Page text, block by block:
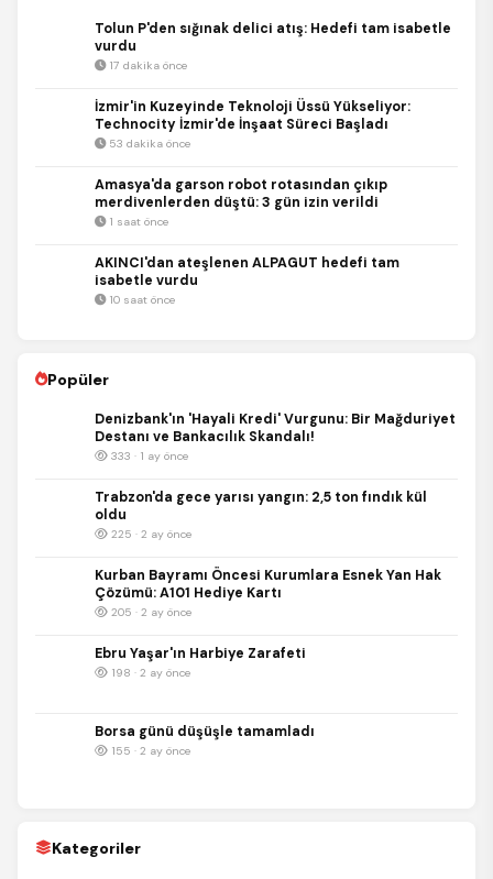
Tolun P'den sığınak delici atış: Hedefi tam isabetle
vurdu
17 dakika önce
İzmir'in Kuzeyinde Teknoloji Üssü Yükseliyor:
Technocity İzmir'de İnşaat Süreci Başladı
53 dakika önce
Amasya'da garson robot rotasından çıkıp
merdivenlerden düştü: 3 gün izin verildi
1 saat önce
AKINCI'dan ateşlenen ALPAGUT hedefi tam
isabetle vurdu
10 saat önce
Popüler
Denizbank'ın 'Hayali Kredi' Vurgunu: Bir Mağduriyet
Destanı ve Bankacılık Skandalı!
333 · 1 ay önce
Trabzon'da gece yarısı yangın: 2,5 ton fındık kül
oldu
225 · 2 ay önce
Kurban Bayramı Öncesi Kurumlara Esnek Yan Hak
Çözümü: A101 Hediye Kartı
205 · 2 ay önce
Ebru Yaşar'ın Harbiye Zarafeti
198 · 2 ay önce
Borsa günü düşüşle tamamladı
155 · 2 ay önce
Kategoriler